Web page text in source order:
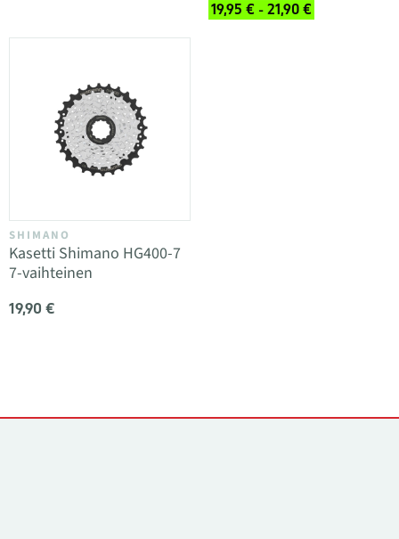
19,95 € - 21,90 €
SHIMANO
Kasetti Shimano HG400-7
7-vaihteinen
19,90 €